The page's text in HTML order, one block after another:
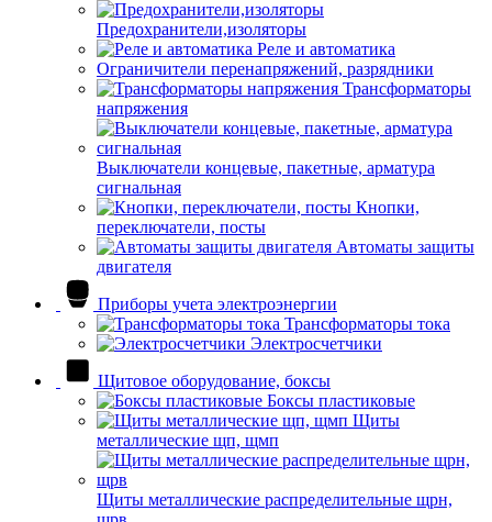
Предохранители,изоляторы
Реле и автоматика
Ограничители перенапряжений, разрядники
Трансформаторы
напряжения
Выключатели концевые, пакетные, арматура
сигнальная
Кнопки,
переключатели, посты
Автоматы защиты
двигателя
Приборы учета электроэнергии
Трансформаторы тока
Электросчетчики
Щитовое оборудование, боксы
Боксы пластиковые
Щиты
металлические щп, щмп
Щиты металлические распределительные щрн,